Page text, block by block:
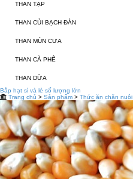
THAN TẠP
THAN CỦI BẠCH ĐÀN
THAN MÙN CƯA
THAN CÀ PHÊ
THAN DỪA
Bắp hạt sỉ và lẻ số lượng lớn
Trang chủ > Sản phẩm > Thức ăn chăn nuôi